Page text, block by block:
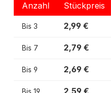
Anzahl Stückpreis
Bis 3 2,99 €
Bis 7 2,79 €
Bis 9 2,69 €